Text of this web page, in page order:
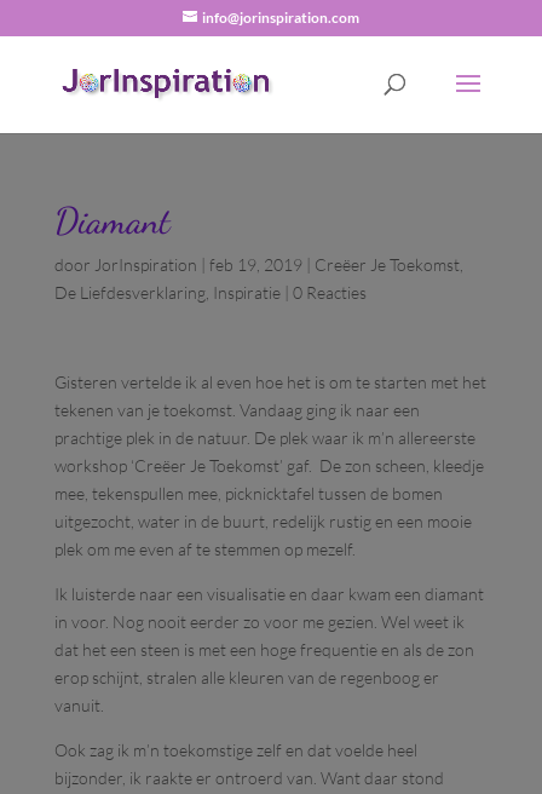
info@jorinspiration.com
Diamant
door JorInspiration | feb 19, 2019 | Creëer Je Toekomst,
De Liefdesverklaring, Inspiratie| 0 Reacties
Gisteren vertelde ik al even hoe het is om te starten met het
tekenen van je toekomst. Vandaag ging ik naar een
prachtige plek in de natuur. De plek waar ik m’n allereerste
workshop ‘Creëer Je Toekomst’ gaf. De zon scheen, kleedje
mee, tekenspullen mee, picknicktafel tussen de bomen
uitgezocht, water in de buurt, redelijk rustig en een mooie
plek om me even af te stemmen op mezelf.
Ik luisterde naar een visualisatie en daar kwam een diamant
in voor. Nog nooit eerder zo voor me gezien. Wel weet ik
dat het een steen is met een hoge frequentie en als de zon
erop schijnt, stralen alle kleuren van de regenboog er
vanuit.
Ook zag ik m’n toekomstige zelf en dat voelde heel
bijzonder, ik raakte er ontroerd van. Want daar stond